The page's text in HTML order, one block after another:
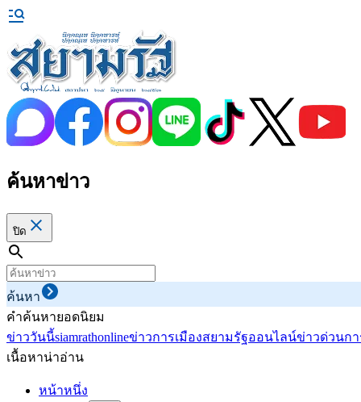
ค้นหาข่าว
ปิด
ค้นหา
คำค้นหายอดนิยม
ข่าววันนี้siamrathonlineข่าวการเมืองสยามรัฐออนไลน์ข่าวด่วนก
เนื้อหาน่าอ่าน
หน้าหนึ่ง